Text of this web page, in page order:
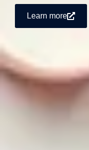
Learn more